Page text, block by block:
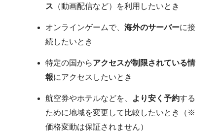
ス （動画配信など）を利用したいとき
オンラインゲームで、 海外のサーバーに接
続したいとき
特定の国からアクセスが制限されている情
報にアクセスしたいとき
航空券やホテルなどを、 より安く予約する
ために地域を変更して比較したいとき（※
価格変動は保証されません）